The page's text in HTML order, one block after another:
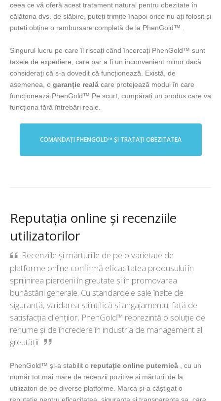
ceea ce vă oferă acest tratament natural pentru obezitate în
călătoria dvs. de slăbire, puteți trimite înapoi orice nu ați folosit și
puteți obține o rambursare completă de la PhenGold™ .
Singurul lucru pe care îl riscați când încercați PhenGold™ sunt
taxele de expediere, care par a fi un inconvenient minor dacă
considerați că s-a dovedit că funcționează. Există, de
asemenea, o garanție reală care protejează modul în care
funcționează PhenGold™ Pe scurt, cumpărați un produs care va
funcționa fără întrebări reale.
COMANDAȚI PHENGOLD™ ȘI TRATAȚI OBEZITATEA
Reputația online și recenziile
utilizatorilor
Recenziile și mărturiile de pe o varietate de
platforme online confirmă eficacitatea produsului în
sprijinirea pierderii în greutate și în promovarea
bunăstării generale. Cu standardele sale înalte de
siguranță, validarea științifică și angajamentul față de
satisfacția clienților, PhenGold™ reprezintă o soluție de
renume și de încredere în industria de management al
greutății.
PhenGold™ și-a stabilit o reputație online puternică , cu un
număr tot mai mare de recenzii pozitive și mărturii de la
utilizatori de pe diverse platforme. Marca și-a câștigat o